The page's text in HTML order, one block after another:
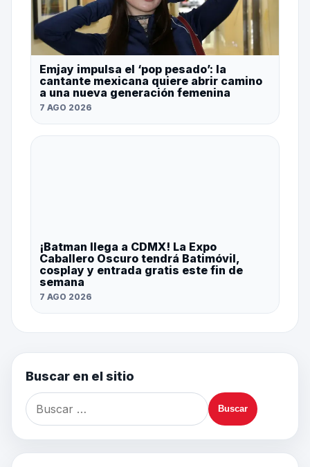
Emjay impulsa el ‘pop pesado’: la
cantante mexicana quiere abrir camino
a una nueva generación femenina
7 AGO 2026
¡Batman llega a CDMX! La Expo
Caballero Oscuro tendrá Batimóvil,
cosplay y entrada gratis este fin de
semana
7 AGO 2026
Buscar en el sitio